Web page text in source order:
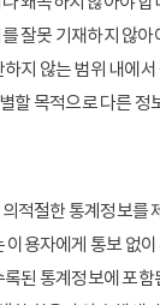
잘못 기재하지 않아
지 않는 범위 내에
할 목적으로 다른 정
적절한 통계정보를
용자에게 통보 없
된 통계정보에 포